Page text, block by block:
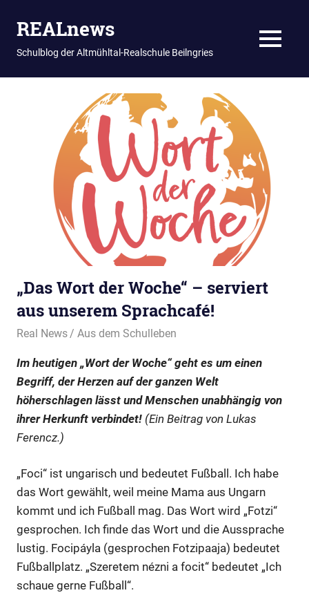
REALnews
Schulblog der Altmühltal-Realschule Beilngries MENU
„Das Wort der Woche“ – serviert
aus unserem Sprachcafé!
18. März 2025
Real News Aus dem Schulleben
Im heutigen „Wort der Woche“ geht es um einen
Begriff, der Herzen auf der ganzen Welt
höherschlagen lässt und Menschen unabhängig von
ihrer Herkunft verbindet! (Ein Beitrag von Lukas
Ferencz.)
„Foci“ ist ungarisch und bedeutet Fußball. Ich habe
das Wort gewählt, weil meine Mama aus Ungarn
kommt und ich Fußball mag. Das Wort wird „Fotzi“
gesprochen. Ich finde das Wort und die Aussprache
lustig. Focipáyla (gesprochen Fotzipaaja) bedeutet
Fußballplatz. „Szeretem nézni a focit“ bedeutet „Ich
schaue gerne Fußball“.